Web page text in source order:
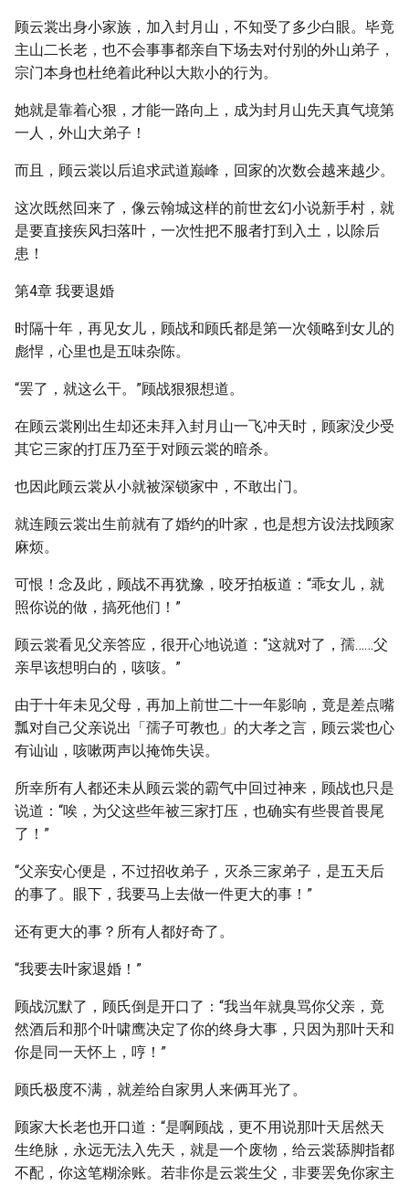
顾云裳出身小家族，加入封月山，不知受了多少白眼。毕竟
主山二长老，也不会事事都亲自下场去对付别的外山弟子，
宗门本身也杜绝着此种以大欺小的行为。
她就是靠着心狠，才能一路向上，成为封月山先天真气境第
一人，外山大弟子！
而且，顾云裳以后追求武道巅峰，回家的次数会越来越少。
这次既然回来了，像云翰城这样的前世玄幻小说新手村，就
是要直接疾风扫落叶，一次性把不服者打到入土，以除后
患！
第4章 我要退婚
时隔十年，再见女儿，顾战和顾氏都是第一次领略到女儿的
彪悍，心里也是五味杂陈。
“罢了，就这么干。”顾战狠狠想道。
在顾云裳刚出生却还未拜入封月山一飞冲天时，顾家没少受
其它三家的打压乃至于对顾云裳的暗杀。
也因此顾云裳从小就被深锁家中，不敢出门。
就连顾云裳出生前就有了婚约的叶家，也是想方设法找顾家
麻烦。
可恨！念及此，顾战不再犹豫，咬牙拍板道：“乖女儿，就
照你说的做，搞死他们！”
顾云裳看见父亲答应，很开心地说道：“这就对了，孺……父
亲早该想明白的，咳咳。”
由于十年未见父母，再加上前世二十一年影响，竟是差点嘴
瓢对自己父亲说出「孺子可教也」的大孝之言，顾云裳也心
有讪讪，咳嗽两声以掩饰失误。
所幸所有人都还未从顾云裳的霸气中回过神来，顾战也只是
说道：“唉，为父这些年被三家打压，也确实有些畏首畏尾
了！”
“父亲安心便是，不过招收弟子，灭杀三家弟子，是五天后
的事了。眼下，我要马上去做一件更大的事！”
还有更大的事？所有人都好奇了。
“我要去叶家退婚！”
顾战沉默了，顾氏倒是开口了：“我当年就臭骂你父亲，竟
然酒后和那个叶啸鹰决定了你的终身大事，只因为那叶天和
你是同一天怀上，哼！”
顾氏极度不满，就差给自家男人来俩耳光了。
顾家大长老也开口道：“是啊顾战，更不用说那叶天居然天
生绝脉，永远无法入先天，就是一个废物，给云裳舔脚指都
不配，你这笔糊涂账。若非你是云裳生父，非要罢免你家主